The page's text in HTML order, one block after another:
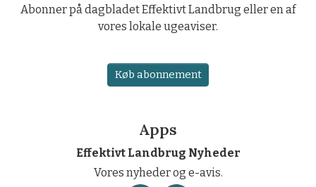
Abonner på dagbladet Effektivt Landbrug eller en af
vores lokale ugeaviser.
Køb abonnement
Apps
Effektivt Landbrug Nyheder
Vores nyheder og e-avis.